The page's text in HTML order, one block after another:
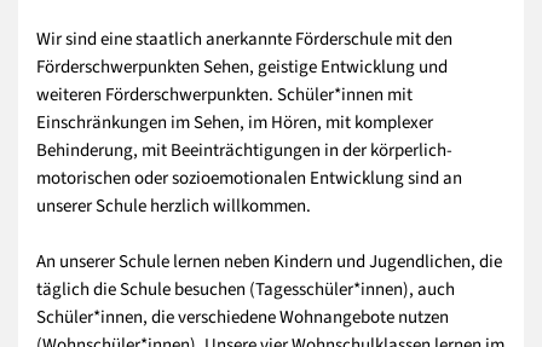
Wir sind eine staatlich anerkannte Förderschule mit den
Förderschwerpunkten Sehen, geistige Entwicklung und
weiteren Förderschwerpunkten. Schüler*innen mit
Einschränkungen im Sehen, im Hören, mit komplexer
Behinderung, mit Beeinträchtigungen in der körperlich-
motorischen oder sozioemotionalen Entwicklung sind an
unserer Schule herzlich willkommen.
An unserer Schule lernen neben Kindern und Jugendlichen, die
täglich die Schule besuchen (Tagesschüler*innen), auch
Schüler*innen, die verschiedene Wohnangebote nutzen